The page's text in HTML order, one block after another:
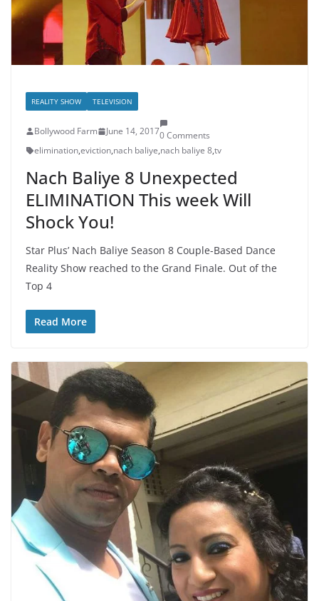
REALITY SHOW TELEVISION
Bollywood Farm June 14, 20170 Comments
elimination,eviction,nach baliye,nach baliye 8,tv
Nach Baliye 8 Unexpected
ELIMINATION This week Will
Shock You!
Star Plus’ Nach Baliye Season 8 Couple-Based Dance
Reality Show reached to the Grand Finale. Out of the
Top 4
Read More